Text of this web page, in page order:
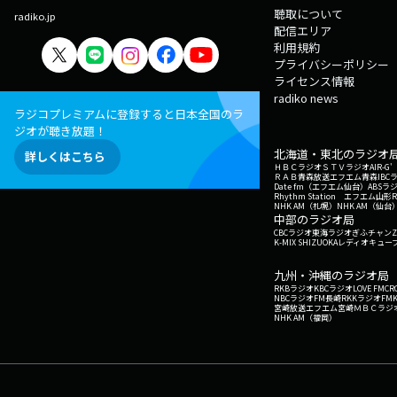
radiko.jp
ラジコプレミアムに登録すると日本全国のラ
ジオが聴き放題！
詳しくはこちら
聴取について
配信エリア
利用規約
プライバシーポリシー
ライセンス情報
radiko news
北海道・東北のラジオ
ＨＢＣラジオＳＴＶラジオAIR-G'
ＲＡＢ青森放送エフエム青森IBC
Date fm（エフエム仙台） ABSラ
Rhythm Station エフエム山形
NHK AM（札幌） NHK AM（仙台
中部のラジオ局
CBCラジオ東海ラジオぎふチャン
K-MIX SHIZUOKAレディオキュー
九州・沖縄のラジオ局
RKBラジオKBCラジオLOVE FM
NBCラジオFM長崎RKKラジオ
宮崎放送エフエム宮崎ＭＢＣラジ
NHK AM（福岡）